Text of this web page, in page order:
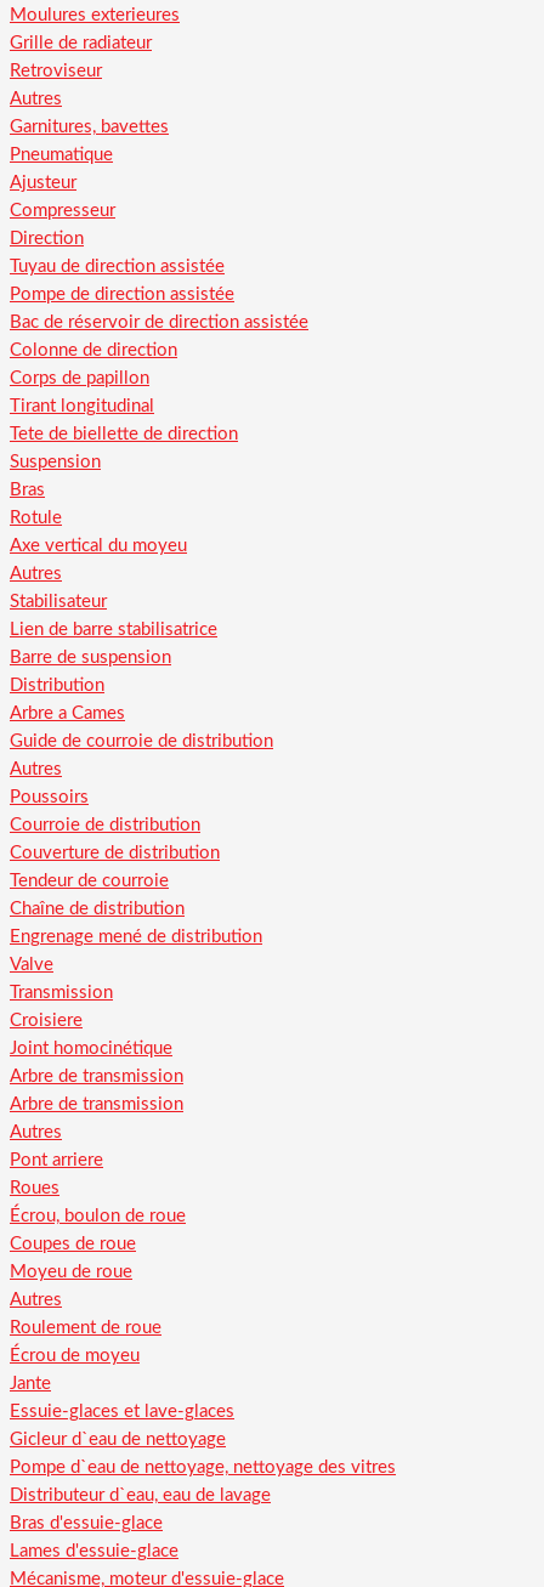
Moulures exterieures
Grille de radiateur
Retroviseur
Autres
Garnitures, bavettes
Pneumatique
Ajusteur
Compresseur
Direction
Tuyau de direction assistée
Pompe de direction assistée
Bac de réservoir de direction assistée
Colonne de direction
Corps de papillon
Tirant longitudinal
Tete de biellette de direction
Suspension
Bras
Rotule
Axe vertical du moyeu
Autres
Stabilisateur
Lien de barre stabilisatrice
Barre de suspension
Distribution
Arbre a Cames
Guide de courroie de distribution
Autres
Poussoirs
Courroie de distribution
Couverture de distribution
Tendeur de courroie
Chaîne de distribution
Engrenage mené de distribution
Valve
Transmission
Croisiere
Joint homocinétique
Arbre de transmission
Arbre de transmission
Autres
Pont arriere
Roues
Écrou, boulon de roue
Coupes de roue
Moyeu de roue
Autres
Roulement de roue
Écrou de moyeu
Jante
Essuie-glaces et lave-glaces
Gicleur d`eau de nettoyage
Pompe d`eau de nettoyage, nettoyage des vitres
Distributeur d`eau, eau de lavage
Bras d'essuie-glace
Lames d'essuie-glace
Mécanisme, moteur d'essuie-glace